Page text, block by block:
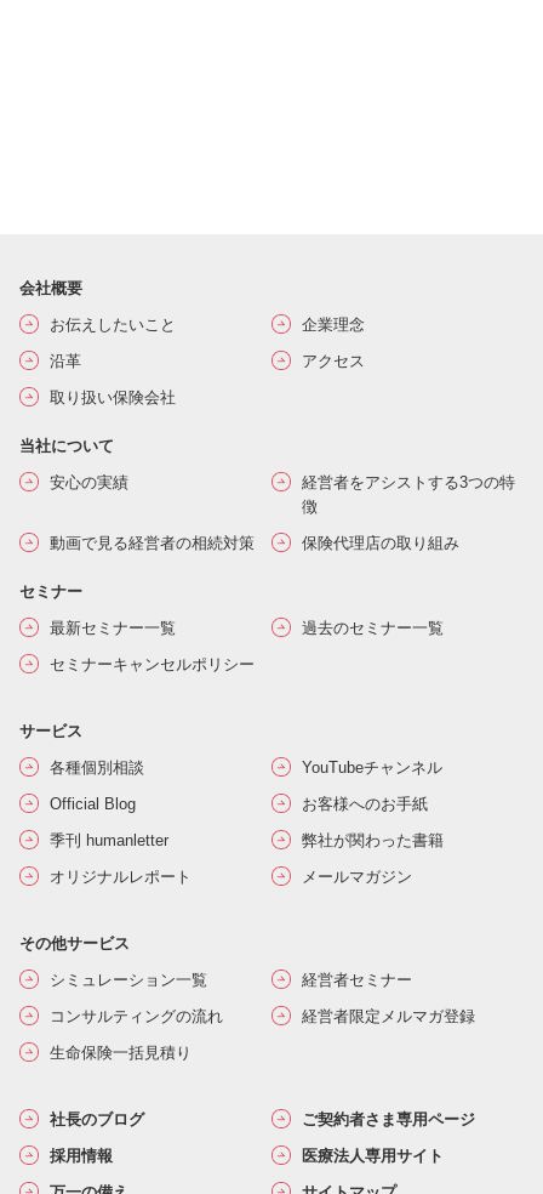
会社概要
お伝えしたいこと
企業理念
沿革
アクセス
取り扱い保険会社
当社について
安心の実績
経営者をアシストする3つの特
徴
動画で見る経営者の相続対策
保険代理店の取り組み
セミナー
最新セミナー一覧
過去のセミナー一覧
セミナーキャンセルポリシー
サービス
各種個別相談
YouTubeチャンネル
Official Blog
お客様へのお手紙
季刊 humanletter
弊社が関わった書籍
オリジナルレポート
メールマガジン
その他サービス
シミュレーション一覧
経営者セミナー
コンサルティングの流れ
経営者限定メルマガ登録
生命保険一括見積り
社長のブログ
ご契約者さま専用ページ
採用情報
医療法人専用サイト